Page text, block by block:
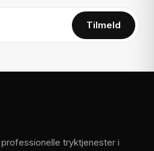
Tilmeld
tryktjenester i